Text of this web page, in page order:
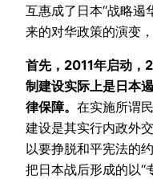
互惠成了日本“战略遏
来的对华政策的演变
首先，2011年启动，
制建设实际上是日本
律保障。 在实施所谓
建设是其实行内政外
以要挣脱和平宪法的
把日本战后形成的以“